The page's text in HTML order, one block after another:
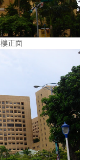
正面